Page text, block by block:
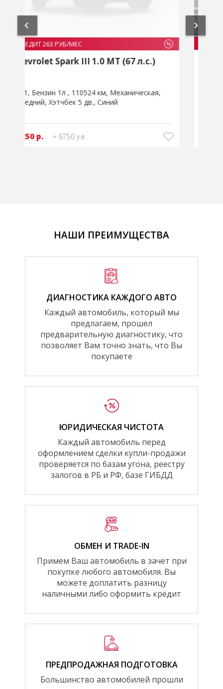
В КРЕДИТ 270 РУБ/МЕС
Citroen C4 II 1.6 AT (120 л.с.)
2011 Бензин 1,6л 235138 км
Автоматическая
Передний
20850 р. ≈ 6950 у.е.
НАШИ ПРЕИМУЩЕСТВА
ДИАГНОСТИКА КАЖДОГО АВТО
Каждый автомобиль, который мы
предлагаем, прошел
предварительную диагностику, что
позволяет Вам точно знать, что Вы
покупаете
ЮРИДИЧЕСКАЯ ЧИСТОТА
Каждый автомобиль перед
оформлением сделки купли-продажи
проверяется по базам угона, реестру
залогов в РБ и РФ, базе ГИБДД
ОБМЕН И TRADE-IN
Примем Ваш автомобиль в зачет при
покупке любого автомобиля. Вы
можете доплатить разницу
наличными либо оформить кредит
ПРЕДПРОДАЖНАЯ ПОДГОТОВКА
Большинство автомобилей прошли